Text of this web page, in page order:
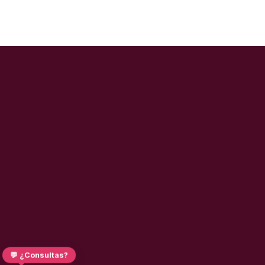
💬 ¿Consultas?